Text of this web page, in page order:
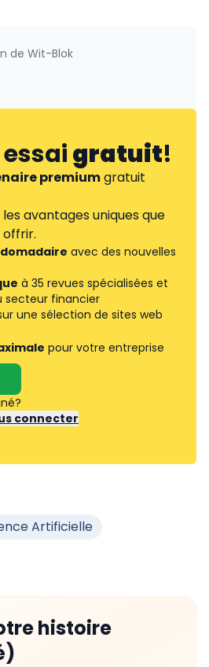
de Wit-Blok
gratuit!
premiumgratuit
avantages uniques que
offrir.
avec des nouvelles
à 35 revues spécialisées et
secteur financier
une sélection de sites web
pour votre entreprise
connecter
Artificielle
histoire